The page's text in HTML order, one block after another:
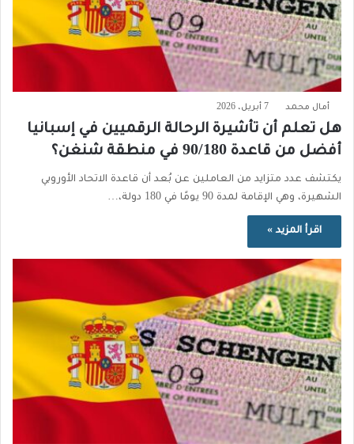
أمال محمد 7 أبريل، 2026
هل تعلم أن تأشيرة الرحالة الرقميين في إسبانيا
أفضل من قاعدة 90/180 في منطقة شنغن؟
يكتشف عدد متزايد من العاملين عن بُعد أن قاعدة الاتحاد الأوروبي
الشهيرة، وهي الإقامة لمدة 90 يومًا في 180 دولة،…
اقرأ المزيد »